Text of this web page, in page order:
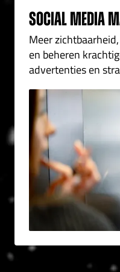
Social Media
Meer
en beheren
advertenties en